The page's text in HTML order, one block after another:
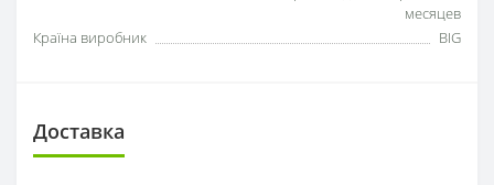
месяцев
Країна виробник
BIG
Доставка